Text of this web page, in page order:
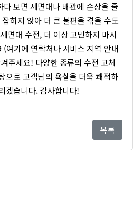
보면 세면대나 배관에 손상을 줄
히지 않아 더 큰 불편을 겪을 수도
면대 수전, 더 이상 고민하지 마시
여기에 연락처나 서비스 지역 안내
주세요! 다양한 종류의 수전 교체
으로 고객님의 욕실을 더욱 쾌적하
겠습니다. 감사합니다!
목록